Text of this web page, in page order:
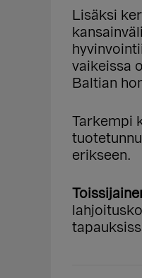
Lisäksi
vaikeissa
Baltian
Tarkempi
erikseen.